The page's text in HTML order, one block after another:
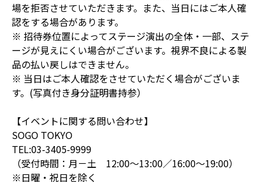
場を拒否させていただきます。また、当日にはご本人確
認をする場合があります。
※ 招待券位置によってステージ演出の全体・一部、ステ
ージが見えにくい場合がございます。視界不良による製
品の払い戻しはできません。
※ 当日はご本人確認をさせていただく場合がございま
す。(写真付き身分証明書持参）
【イベントに関する問い合わせ】
SOGO TOKYO
TEL:03-3405-9999
（受付時間：月－土 12:00～13:00／16:00～19:00）
※日曜・祝日を除く